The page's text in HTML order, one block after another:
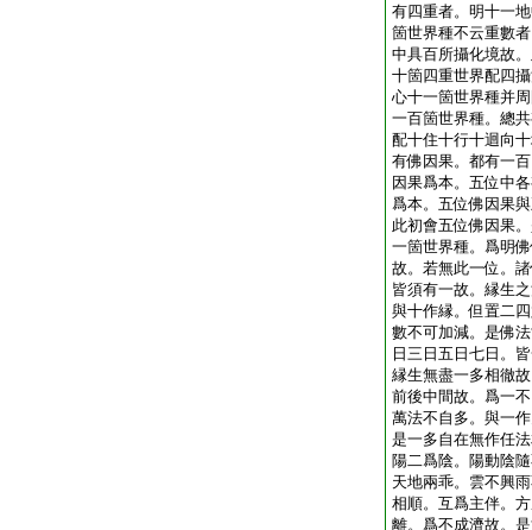
有四重者。明十一
箇世界種不云重數
中具百所攝化境故
十箇四重世界配四
心十一箇世界種并
一百箇世界種。總
配十住十行十迴向
有佛因果。都有一
因果爲本。五位中
爲本。五位佛因果
此初會五位佛因果
一箇世界種。爲明
故。若無此一位。
皆須有一故。縁生
與十作縁。但置二
數不可加減。是佛
日三日五日七日。
縁生無盡一多相徹
前後中間故。爲一
萬法不自多。與一
是一多自在無作任
陽二爲陰。陽動陰
天地兩乖。雲不興
相順。互爲主伴。
離。爲不成濟故。